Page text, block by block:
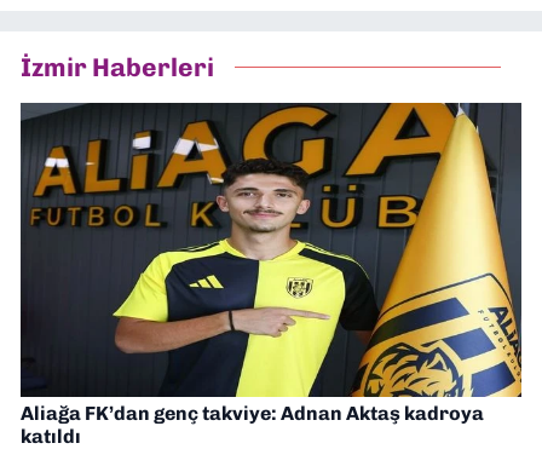
İzmir Haberleri
Aliağa FK’dan genç takviye: Adnan Aktaş kadroya
katıldı